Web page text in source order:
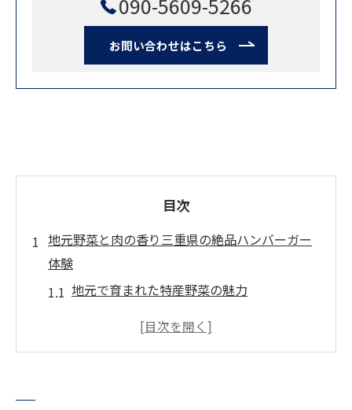
090-5609-5266
お問い合わせはこちら
目次
地元野菜と肉の香り三重県の絶品ハンバーガー
体験
地元で育まれた特産野菜の魅力
地元農家が提供する新鮮な肉の味わい